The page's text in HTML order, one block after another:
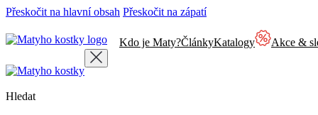
Přeskočit na hlavní obsah Přeskočit na zápatí
Kdo je Maty?ČlánkyKatalogy Akce &
Hledat